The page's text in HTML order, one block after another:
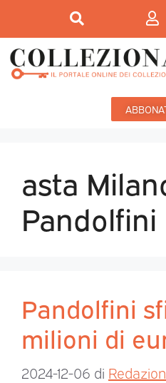
asta
Pandolfini
Pandolfini
milioni di
2024-12-06 di